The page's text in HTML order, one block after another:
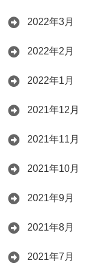
2022年3月
2022年2月
2022年1月
2021年12月
2021年11月
2021年10月
2021年9月
2021年8月
2021年7月